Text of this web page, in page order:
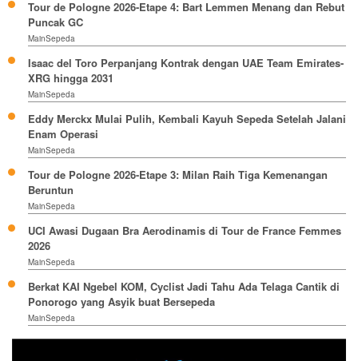
Tour de Pologne 2026-Etape 4: Bart Lemmen Menang dan Rebut
Puncak GC
MainSepeda
Isaac del Toro Perpanjang Kontrak dengan UAE Team Emirates-
XRG hingga 2031
MainSepeda
Eddy Merckx Mulai Pulih, Kembali Kayuh Sepeda Setelah Jalani
Enam Operasi
MainSepeda
Tour de Pologne 2026-Etape 3: Milan Raih Tiga Kemenangan
Beruntun
MainSepeda
UCI Awasi Dugaan Bra Aerodinamis di Tour de France Femmes
2026
MainSepeda
Berkat KAI Ngebel KOM, Cyclist Jadi Tahu Ada Telaga Cantik di
Ponorogo yang Asyik buat Bersepeda
MainSepeda